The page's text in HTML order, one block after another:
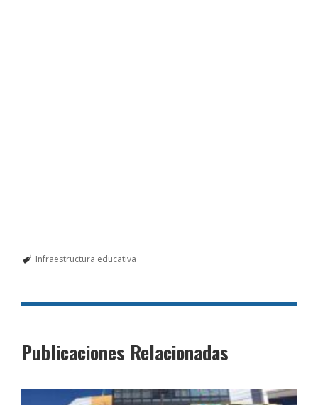
Infraestructura educativa
Publicaciones Relacionadas